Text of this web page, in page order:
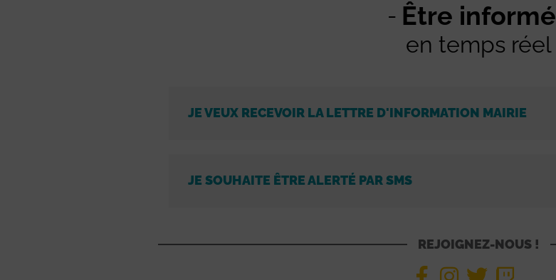
Être informé
en temps réel
JE VEUX RECEVOIR LA LETTRE D'INFORMATION MAIRIE
JE SOUHAITE ÊTRE ALERTÉ PAR SMS
REJOIGNEZ-NOUS !